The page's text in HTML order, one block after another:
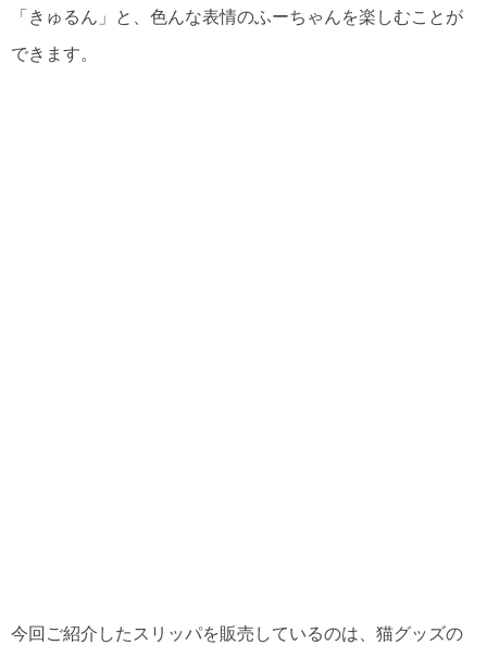
「きゅるん」と、色んな表情のふーちゃんを楽しむことが
できます。
今回ご紹介したスリッパを販売しているのは、猫グッズの